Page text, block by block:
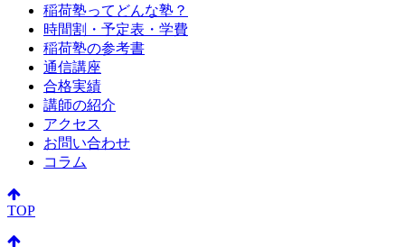
稲荷塾ってどんな塾？
時間割・予定表・学費
稲荷塾の参考書
通信講座
合格実績
講師の紹介
アクセス
お問い合わせ
コラム
TOP